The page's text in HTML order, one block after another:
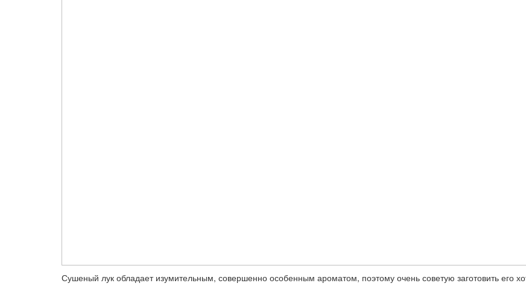
Сушеный лук обладает изумительным, совершенно особенным ароматом, поэтому очень советую заготовить его